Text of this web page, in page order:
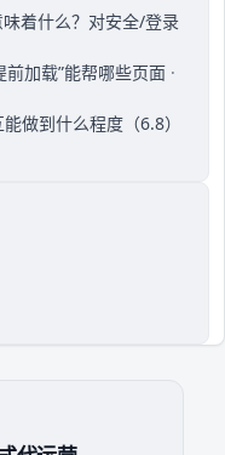
着什么？对安全/登录
加载”能帮哪些页面 ·
做到什么程度（6.8）